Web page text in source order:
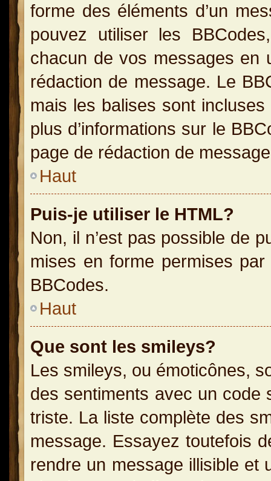
forme des éléments d’un
pouvez utiliser les
chacun de vos messages en
rédaction de message. Le
mais les balises sont
plus d’informations sur le
page de rédaction de
Haut
Puis-je utiliser le HTML?
Non, il n’est pas possible de
mises en forme permises
BBCodes.
Haut
Que sont les smileys?
Les smileys, ou émoticônes,
des sentiments avec un code
triste. La liste complète des
message. Essayez toutefois
rendre un message illisible et